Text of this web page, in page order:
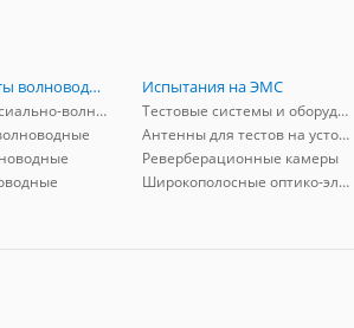
РЧ-компоненты волноводные
Адаптеры коаксиально-волноводные
Испытания на ЭМС
Тестовые системы и оборудование
Антенны для тестов на устойчивость к ЭМП
Реверберационные камеры
Широкополосные оптико-электрические линии